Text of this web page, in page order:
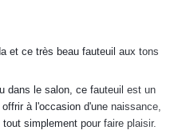
et ce très beau fauteuil aux tons
dans le salon, ce fauteuil est un
à l'occasion d'une naissance,
tout simplement pour faire plaisir.